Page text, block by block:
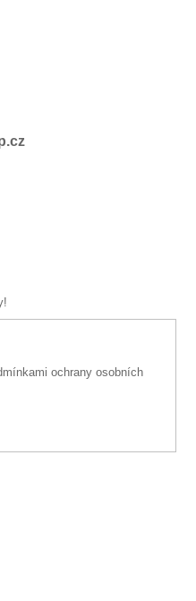
ochrany osobních